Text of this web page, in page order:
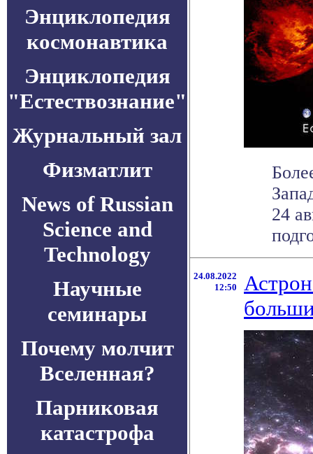
Энциклопедия
космонавтика
Энциклопедия
"Естествознание"
Журнальный зал
Физматлит
News of Russian
Science and
Technology
Научные
семинары
Почему молчит
Вселенная?
Парниковая
катастрофа
24
24.08.2022
12:50